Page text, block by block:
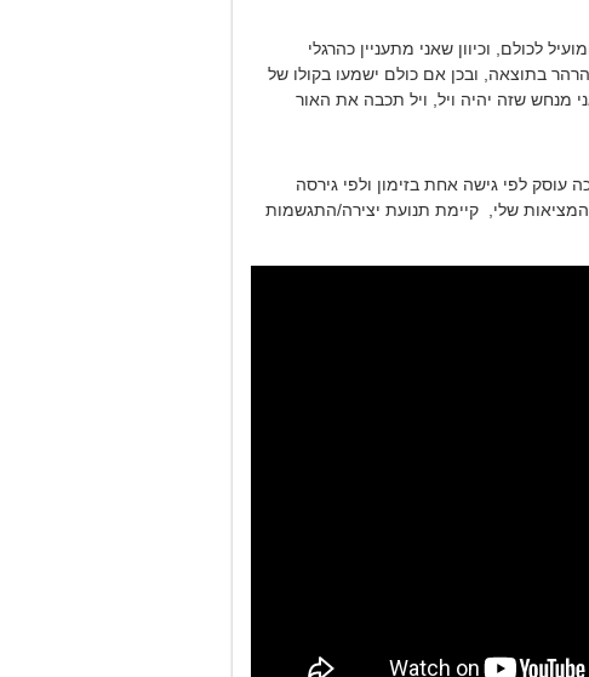
לכולם, וכיוון שאני מתעניין כהרגלי
בתוצאה, ובכן אם כולם ישמעו בקולו של
מנחש שזה יהיה ויל, ויל תכבה את האור
עוסק לפי גישה אחת בזימון ולפי גירסה
שלי, קיימת תנועת יצירה/התגשמות